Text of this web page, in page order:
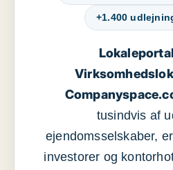
+1.400
tusindvis af
ejendomsselskaber,
investorer og